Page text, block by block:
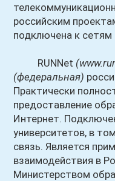
российским
подключена к
RUNNet
(федеральная)
Практически
предоставление
Интернет.
университетов, в
связь. Является
взаимодействия в
Министерством